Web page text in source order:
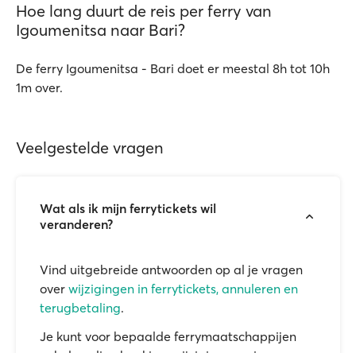
Hoe lang duurt de reis per ferry van
Igoumenitsa naar Bari?
De ferry Igoumenitsa - Bari doet er meestal 8h tot 10h
1m over.
Veelgestelde vragen
Wat als ik mijn ferrytickets wil
veranderen?
Vind uitgebreide antwoorden op al je vragen
over wijzigingen in ferrytickets, annuleren en
terugbetaling.
Je kunt voor bepaalde ferrymaatschappijen